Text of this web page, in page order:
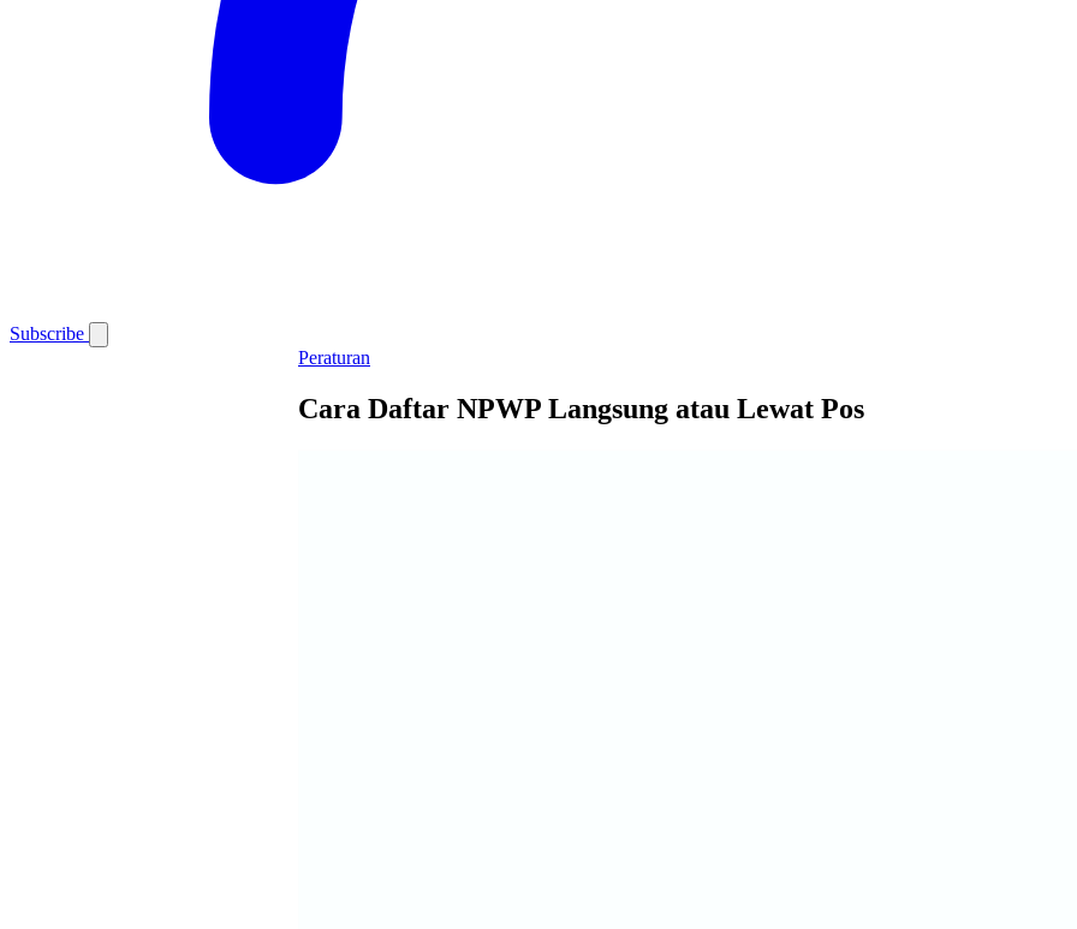
Subscribe
Peraturan
Cara Daftar NPWP Langsung atau Lewat Pos